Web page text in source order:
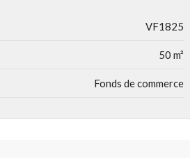
VF1825
50 m²
Fonds de commerce